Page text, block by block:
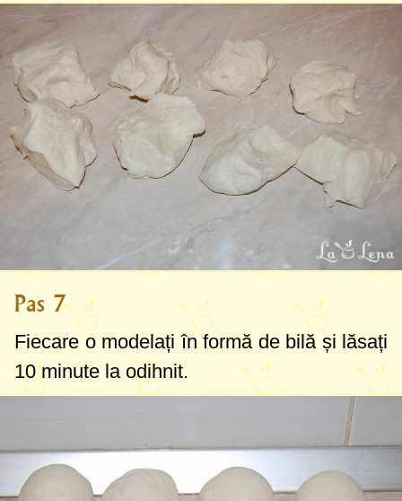
Pas 7
Fiecare o modelați în formă de bilă și lăsați
10 minute la odihnit.